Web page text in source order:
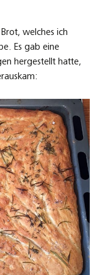
welches ich
Es gab eine
hergestellt hatte,